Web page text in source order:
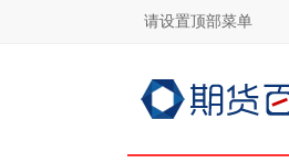
请设置顶部菜单